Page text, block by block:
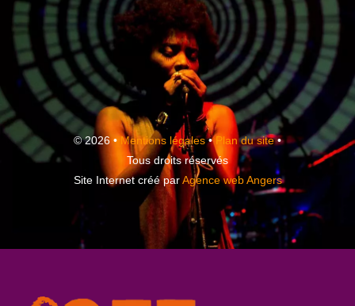
© 2026 • Mentions légales•Plan du site•
Tous droits réservés
Site Internet créé parAgence web Angers